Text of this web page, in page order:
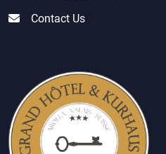
Contact Us